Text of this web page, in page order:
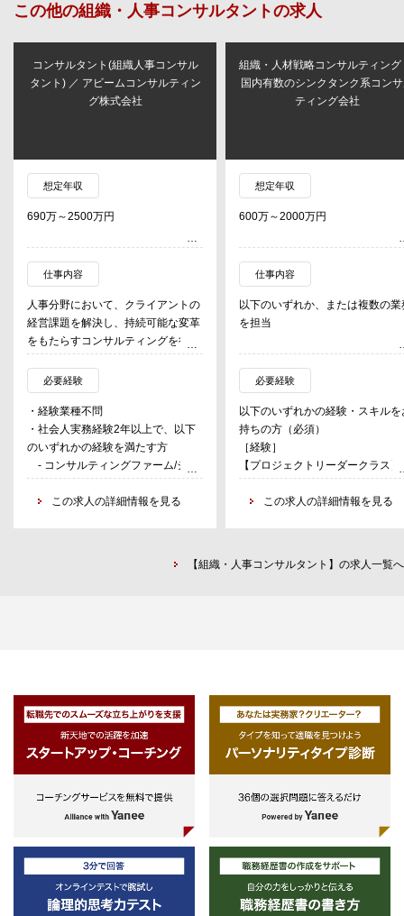
この他の組織・人事コンサルタントの求人
コンサルタント(組織人事コンサル
タント) ／ アビームコンサルティン
グ株式会社
想定年収
690万～2500万円
仕事内容
人事分野において、クライアントの
経営課題を解決し、持続可能な変革
をもたらすコンサルティングを行
う。
具体的には、
・グローバル/グループ人材マネジ
メント基盤構築
・人事制度改革に伴うプロセス
（等級、報酬、評価）策定
・人事システムの基本構想策定
・グローバルタレントマネジメン
＜直近のプロジェクト事例＞
・大手消費材メーカー「グローバ
ル人材マネジメント基盤構築」
・大手プロセス系メーカー「人的
経営基盤構築」
・大手電機メーカー「グローバル
・大手金融業 「人事制度構築およ
び新会社人事業務・情報基盤整備」
・大手航空会社系旅行会社「合併
に伴う組織 人事体系統合」
必要経験
・経験業種不問
・社会人実務経験2年以上で、以下
のいずれかの経験を満たす方
- コンサルティングファーム/シン
クタンクにおいて、人事領域でのIT
または業務コンサルティング経験を
- 人事領域のパッケージ開発経験
ご経験をお持ちの方
この求人の詳細情報を見る
組織・人材戦略コンサルティング
国内有数のシンクタンク系コン
ティング会社
想定年収
600万～2000万円
仕事内容
以下のいずれか、または複数の業
を担当
【業務①：経営戦略と連動した人
戦略の立案】
幅広い業種の民間企業や公共セク
ー向けに、経営戦略や組織のミッ
ョン実現のために必要な人材戦略
立案をご支援します。
［業務の具体例］
中計策定支援）・人材ポートフォ
響分析など
マネジメント、人材育成施策設計
エンゲージメント向上、組織風土
意識改革、など
必要経験
以下のいずれかの経験・スキルを
持ちの方（必須）
［経験］
【プロジェクトリーダークラス】
以下の経験をお持ちの方
シンクタンク、コンサルティング
リード）の実務経験
②一般事業会社、官公庁等公共セ
ターにおける人材関連の企画・設
計・変革等に関する実務経験
［スキル・資格］
①実務経験相応のスキル、特に組
織・人材分野の専門的知見
②論理的思考力、仮説構築力、ド
ュメンテーション力、プレゼンテ
ション力、コミュニケーション力
定量分析力
この求人の詳細情報を見る
【組織・人事コンサルタント】の求人一覧へ